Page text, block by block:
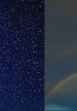
アーズ